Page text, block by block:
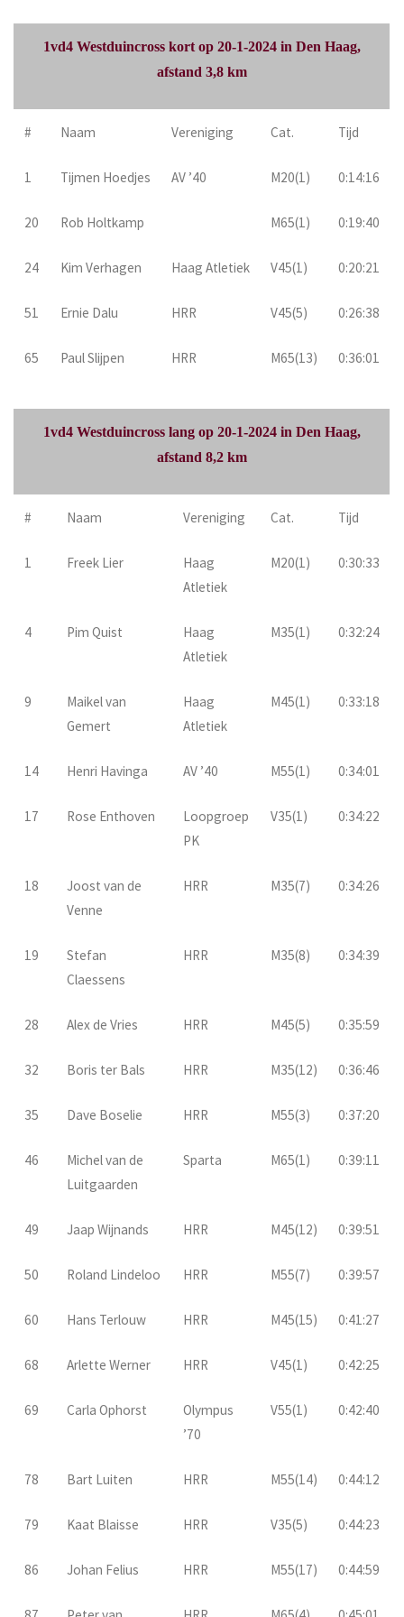
1vd4 Westduincross kort op 20-1-2024 in Den Haag,
afstand 3,8 km
# Naam Vereniging Cat. Tijd
1 Tijmen Hoedjes AV ’40 M20(1) 0:14:16
20 Rob Holtkamp M65(1) 0:19:40
24 Kim Verhagen Haag Atletiek V45(1) 0:20:21
51 Ernie Dalu HRR V45(5) 0:26:38
65 Paul Slijpen HRR M65(13) 0:36:01
1vd4 Westduincross lang op 20-1-2024 in Den Haag,
afstand 8,2 km
# Naam Vereniging Cat. Tijd
1 Freek Lier
Haag
Atletiek
M20(1) 0:30:33
4 Pim Quist
Haag
Atletiek
M35(1) 0:32:24
9
Maikel van
Gemert
Haag
Atletiek
M45(1) 0:33:18
14 Henri Havinga AV ’40 M55(1) 0:34:01
17 Rose Enthoven
Loopgroep
PK
V35(1) 0:34:22
18
Joost van de
Venne
HRR M35(7) 0:34:26
19
Stefan
Claessens
HRR M35(8) 0:34:39
28 Alex de Vries HRR M45(5) 0:35:59
32 Boris ter Bals HRR M35(12) 0:36:46
35 Dave Boselie HRR M55(3) 0:37:20
46
Michel van de
Luitgaarden
Sparta M65(1) 0:39:11
49 Jaap Wijnands HRR M45(12) 0:39:51
50 Roland Lindeloo HRR M55(7) 0:39:57
60 Hans Terlouw HRR M45(15) 0:41:27
68 Arlette Werner HRR V45(1) 0:42:25
69 Carla Ophorst
Olympus
’70
V55(1) 0:42:40
78 Bart Luiten HRR M55(14) 0:44:12
79 Kaat Blaisse HRR V35(5) 0:44:23
86 Johan Felius HRR M55(17) 0:44:59